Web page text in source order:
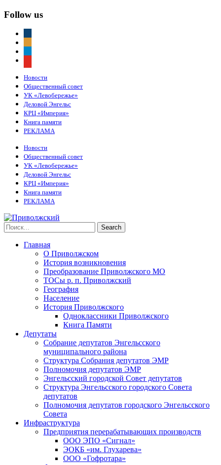
Follow us
Новости
Общественный совет
УК «Левобережье»
Деловой Энгельс
КРЦ «Империя»
Книга памяти
РЕКЛАМА
Новости
Общественный совет
УК «Левобережье»
Деловой Энгельс
КРЦ «Империя»
Книга памяти
РЕКЛАМА
Главная
О Приволжском
История возникновения
Преобразование Приволжского МО
ТОСы р. п. Приволжский
География
Население
История Приволжского
Одноклассники Приволжского
Книга Памяти
Депутаты
Собрание депутатов Энгельсского
муниципального района
Структура Собрания депутатов ЭМР
Полномочия депутатов ЭМР
Энгельсский городской Совет депутатов
Структура Энгельсского городского Совета
депутатов
Полномочия депутатов городского Энгельсского
Совета
Инфраструктура
Предприятия перерабатывающих производств
ООО ЭПО «Сигнал»
ЭОКБ «им. Глухарева»
ООО «Гофротара»